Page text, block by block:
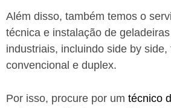
Além disso, também temos o
técnica e instalação de
industriais, incluindo side by side,
convencional e duplex.
Por isso, procure por um técnico